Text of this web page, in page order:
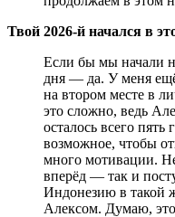
Твой 2026-й начался в
Если бы мы начали
дня — да. У меня
на втором месте в
это сложно, ведь
осталось всего пять
возможное, чтобы
много мотивации.
вперёд — так и
Индонезию в такой
Алексом. Думаю, это